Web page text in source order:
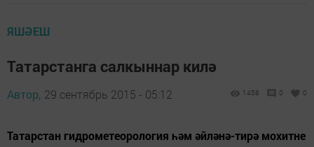
ЯШӘЕШ
Татарстанга салкыннар килә
Автор, 29 сентябрь 2015 - 05:12 1458 0 0
Татарстан гидрометеорология һәм әйләнә-тирә мохитне